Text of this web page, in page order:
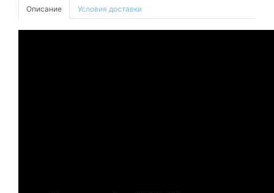
Описание Условия доставки